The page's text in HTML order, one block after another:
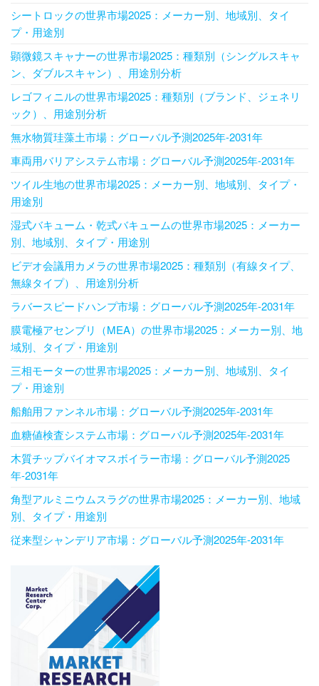
シートロックの世界市場2025：メーカー別、地域別、タイ
プ・用途別
顕微鏡スキャナーの世界市場2025：種類別（シングルスキャ
ン、ダブルスキャン）、用途別分析
レゴフィニルの世界市場2025：種類別（ブランド、ジェネリ
ック）、用途別分析
無水物質珪藻土市場：グローバル予測2025年-2031年
車両用バリアシステム市場：グローバル予測2025年-2031年
ツイル生地の世界市場2025：メーカー別、地域別、タイプ・
用途別
湿式バキューム・乾式バキュームの世界市場2025：メーカー
別、地域別、タイプ・用途別
ビデオ会議用カメラの世界市場2025：種類別（有線タイプ、
無線タイプ）、用途別分析
ラバースピードハンプ市場：グローバル予測2025年-2031年
膜電極アセンブリ（MEA）の世界市場2025：メーカー別、地
域別、タイプ・用途別
三相モーターの世界市場2025：メーカー別、地域別、タイ
プ・用途別
船舶用ファンネル市場：グローバル予測2025年-2031年
血糖値検査システム市場：グローバル予測2025年-2031年
木質チップバイオマスボイラー市場：グローバル予測2025
年-2031年
角型アルミニウムスラグの世界市場2025：メーカー別、地域
別、タイプ・用途別
従来型シャンデリア市場：グローバル予測2025年-2031年